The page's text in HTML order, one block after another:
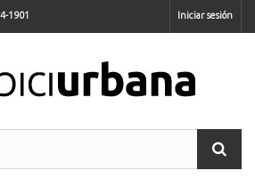
1901 Iniciar sesión